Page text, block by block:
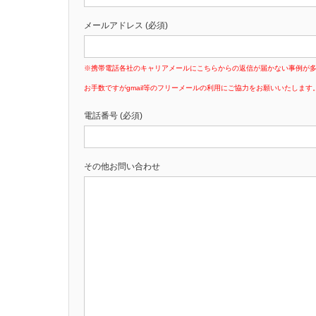
メールアドレス (必須)
※携帯電話各社のキャリアメールにこちらからの返信が届かない事例が多
お手数ですがgmail等のフリーメールの利用にご協力をお願いいたします。
電話番号 (必須)
その他お問い合わせ